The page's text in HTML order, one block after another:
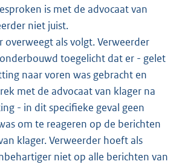
is met de advocaat van
niet juist.
als volgt. Verweerder
toegelicht dat er - gelet
naar voren was gebracht en
met de advocaat van klager na
- in dit specifieke geval geen
om te reageren op de berichten
klager. Verweerder hoeft als
niet op alle berichten van